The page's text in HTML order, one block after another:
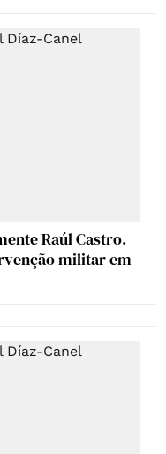
Raúl Castro.
militar em